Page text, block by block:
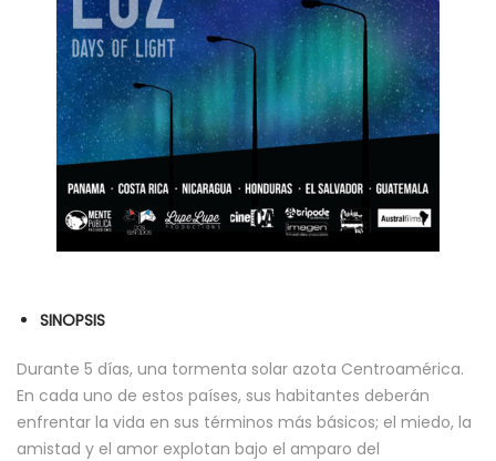
SINOPSIS
Durante 5 días, una tormenta solar azota Centroamérica.
En cada uno de estos países, sus habitantes deberán
enfrentar la vida en sus términos más básicos; el miedo, la
amistad y el amor explotan bajo el amparo del